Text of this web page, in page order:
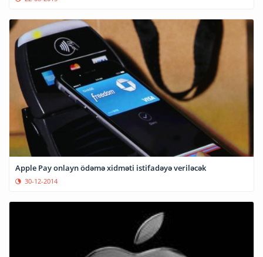
Apple Pay onlayn ödəmə xidməti istifadəyə veriləcək
30-12-2014